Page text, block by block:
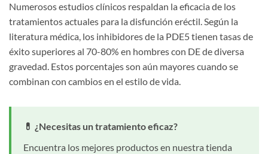
Numerosos estudios clínicos respaldan la eficacia de los
tratamientos actuales para la disfunción eréctil. Según la
literatura médica, los inhibidores de la PDE5 tienen tasas de
éxito superiores al 70-80% en hombres con DE de diversa
gravedad. Estos porcentajes son aún mayores cuando se
combinan con cambios en el estilo de vida.
💊 ¿Necesitas un tratamiento eficaz?
Encuentra los mejores productos en nuestra tienda